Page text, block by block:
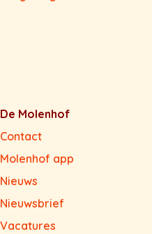
De Molenhof
Contact
Molenhof app
Nieuws
Nieuwsbrief
Vacatures